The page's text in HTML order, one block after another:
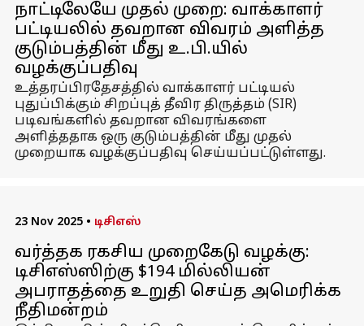
நாட்டிலேயே முதல் முறை: வாக்காளர்
பட்டியலில் தவறான விவரம் அளித்த
குடும்பத்தின் மீது உ.பி.யில்
வழக்குப்பதிவு
உத்தரப்பிரதேசத்தில் வாக்காளர் பட்டியல்
புதுப்பிக்கும் சிறப்புத் தீவிர திருத்தம் (SIR)
படிவங்களில் தவறான விவரங்களை
அளித்ததாக ஒரு குடும்பத்தின் மீது முதல்
முறையாக வழக்குப்பதிவு செய்யப்பட்டுள்ளது.
23 Nov 2025 • டிசிஎஸ்
வர்த்தக ரகசிய முறைகேடு வழக்கு:
டிசிஎஸ்ஸிற்கு $194 மில்லியன்
அபராதத்தை உறுதி செய்த அமெரிக்க
நீதிமன்றம்